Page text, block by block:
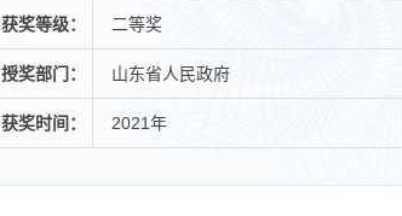
获奖等级： 二等奖
授奖部门： 山东省人民政府
获奖时间： 2021年